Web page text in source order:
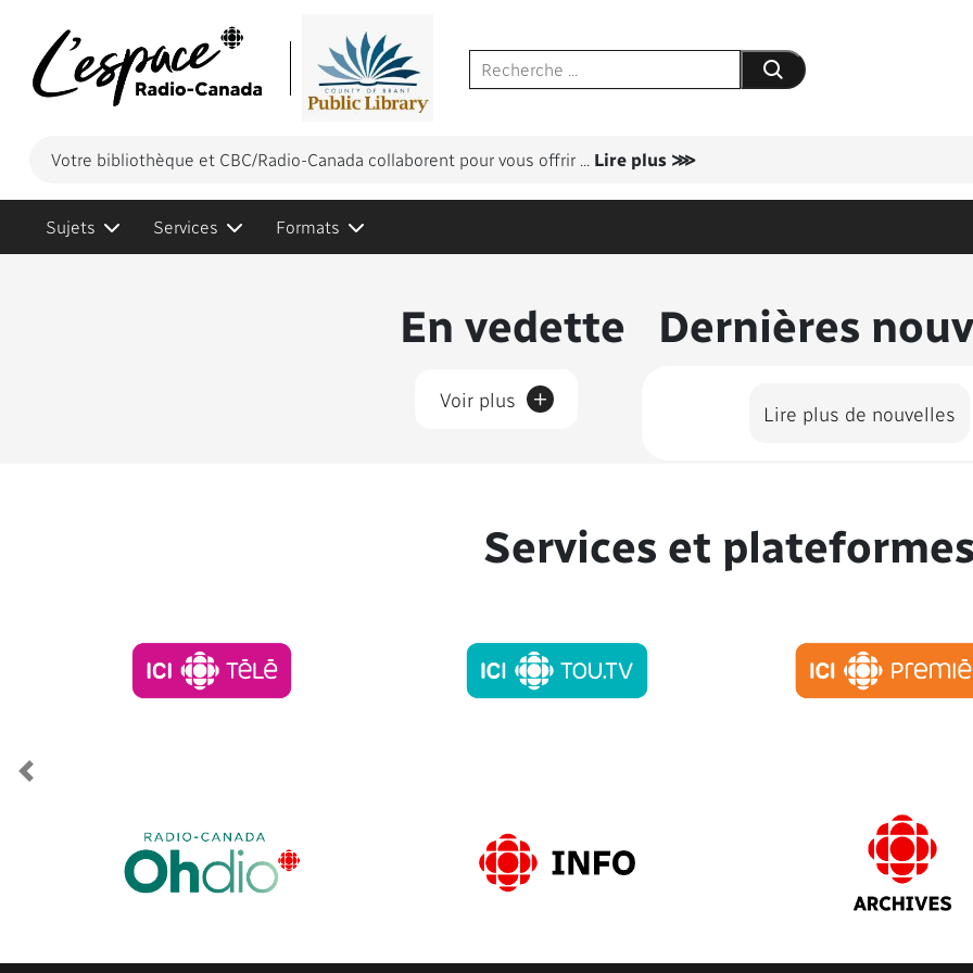
Soumettre votre recherche
Votre bibliothèque et CBC/Radio-Canada collaborent pour vous offrir ... Lire plus ⋙
Sujets Services Formats
Dernières
Lire plus de nouvelles
En vedette
Voir plus +
Services et
Previous